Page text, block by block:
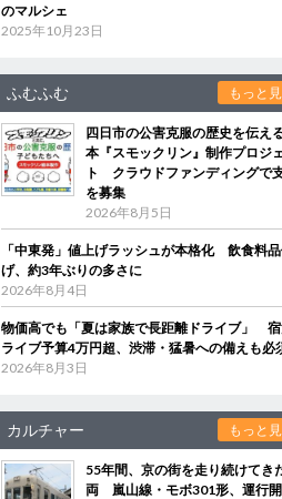
のマルシェ
2025年10月23日
ふむふむ もっと
四日市の公害克服の歴史を伝え
本『スモックリン』制作プロジ
ト クラウドファンディングで
を募集
2026年8月5日
「中東発」値上げラッシュが本格化 飲食料
げ、約3年ぶりの多さに
2026年8月4日
物価高でも「夏は家族で長距離ドライブ」 宿
ライブ予算4万円超、渋滞・猛暑への備えも必
2026年8月3日
カルチャー もっと
55年間、京の街を走り続けてき
両 嵐山線・モボ301形、運行